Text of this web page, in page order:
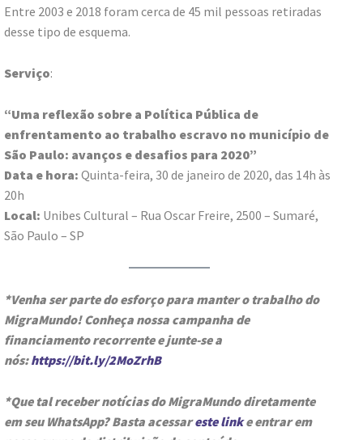
Entre 2003 e 2018 foram cerca de 45 mil pessoas retiradas
desse tipo de esquema.
Serviço:
“Uma reflexão sobre a Política Pública de
enfrentamento ao trabalho escravo no município de
São Paulo: avanços e desafios para 2020”
Data e hora: Quinta-feira, 30 de janeiro de 2020, das 14h às
20h
Local: Unibes Cultural – Rua Oscar Freire, 2500 – Sumaré,
São Paulo – SP
*Venha ser parte do esforço para manter o trabalho do
MigraMundo! Conheça nossa campanha de
financiamento recorrente e junte-se a
nós:https://bit.ly/2MoZrhB
*Que tal receber notícias do MigraMundo diretamente
em seu WhatsApp? Basta acessareste linke entrar em